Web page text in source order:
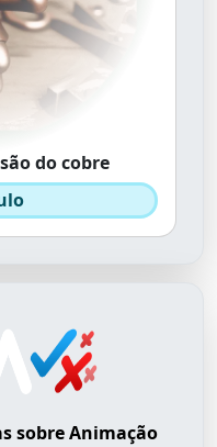
do cobre
sobre Animação